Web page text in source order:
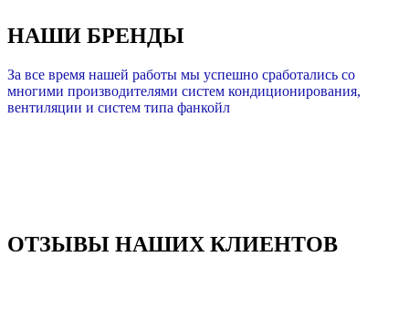
НАШИ БРЕНДЫ
За все время нашей работы мы успешно сработались со
многими производителями систем кондиционирования,
вентиляции и систем типа фанкойл
ОТЗЫВЫ НАШИХ КЛИЕНТОВ